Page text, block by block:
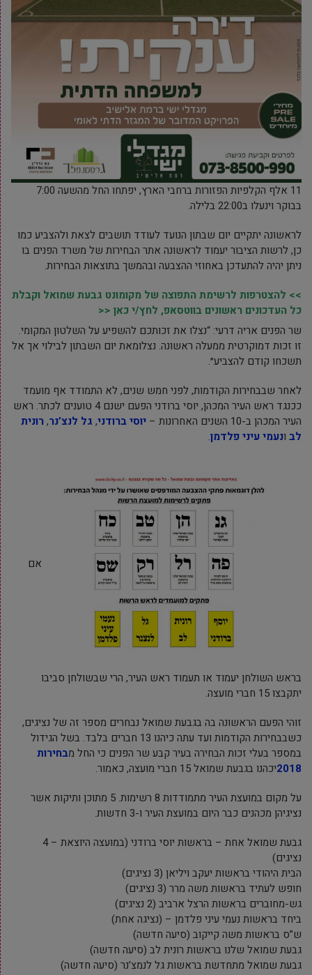
11 אלף הקלפיות הפזורות ברחבי הארץ, יפתחו החל מהשעה 7:00
בבוקר וינעלו ב22:00 בלילה.
לראשונה יתקיים יום שבתון הנועד לעודד תושבים לצאת ולהצביע כמו
כן, לרשות הציבור יעמוד לראשונה אתר הבחירות של משרד הפנים בו
ניתן יהיה להתעדכן באחוזי ההצבעה ובהמשך בתוצאות הבחירות.
>> להצטרפות לרשימת התפוצה של מקומונט גבעת שמואל וקבלת
כל העדכונים ראשונים בווטסאפ, לחץ/י כאן <<
שר הפנים אריה דרעי: “נצלו את זכותכם להשפיע על השלטון המקומי.
זו זכות דמוקרטית ממעלה ראשונה. נצלומאת יום השבתון לבילוי אך אל
תשכחו קודם להצביע״.
לאחר שבבחירות הקודמות, לפני חמש שנים, לא התמודד אף מועמד
ככנגד ראש העיר המכהן, יוסי ברודני הפעם ישנם 4 טוענים לכתר. ראש
העיר המכהן ב-10 השנים האחרונות –
יוסי ברודני, גל לנצ’נר,רונית
לב ונעמי עיני פלדמן.
אם
בראש השולחן יעמוד או תעמוד ראש העיר, הרי שבשולחן סביבו
יתקבצו 15 חברי מועצה.
זוהי הפעם הראשונה בה בגבעת שמואל נבחרים מספר זה של נציגים,
כשבבחירות הקודמות ועד עתה כיהנו 13 חברים בלבד. בשל הגידול
במספר בעלי זכות הבחירה בעיר קבע שר הפנים כי החל מבחירות
2018יכהנו בגבעת שמואל 15 חברי מועצה, כאמור.
על מקום במועצת העיר מתמודדות 8 רשימות. 5 מתוכן ותיקות אשר
נציגיהן מכהנים כבר היום במועצת העיר ו-3 חדשות.
גבעת שמואל אחת – בראשות יוסי ברודני (במועצה היוצאת – 4
נציגים)
הבית היהודי בראשות יעקב ויליאן (3 נציגים)
חופש לעתיד בראשות משה מרר (3 נציגים)
גש-מחוברים בראשות הרצל ארביב (2 נציגים)
ביחד בראשות נעמי עיני פלדמן – (נציגה אחת)
ש”ס בראשות משה קייקוב (סיעה חדשה)
גבעת שמואל שלנו בראשות רונית לב (סיעה חדשה)
גבעת שמואל מתחדשת בראשות גל לנמצ’נר (סיעה חדשה)